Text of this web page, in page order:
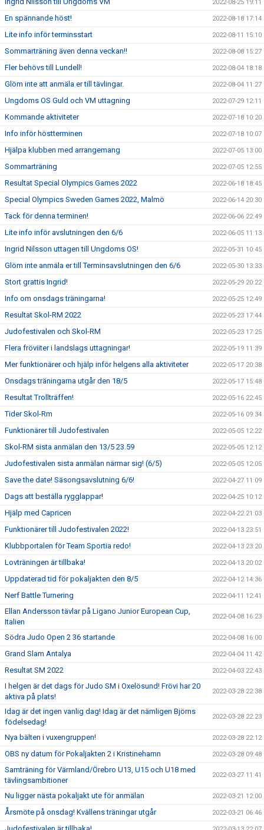
2022-08-25 19:11
En spännande höst! 2022-08-18 17:14
Lite info inför terminsstart 2022-08-11 15:10
Sommarträning även denna veckan!! 2022-08-08 15:27
Fler behövs till Lundell! 2022-08-04 18:18
Glöm inte att anmäla er till tävlingar. 2022-08-04 11:27
Ungdoms OS Guld och VM uttagning 2022-07-29 12:11
Kommande aktiviteter 2022-07-18 10:20
Info inför höstterminen 2022-07-18 10:07
Hjälpa klubben med arrangemang 2022-07-05 13:00
Sommarträning 2022-07-05 12:55
Resultat Special Olympics Games 2022 2022-06-18 18:45
Special Olympics Sweden Games 2022, Malmö 2022-06-14 20:30
Tack för denna terminen! 2022-06-06 22:49
Lite info inför avslutningen den 6/6 2022-06-05 11:13
Ingrid Nilsson uttagen till Ungdoms OS! 2022-05-31 10:45
Glöm inte anmäla er till Terminsavslutningen den 6/6 2022-05-30 13:33
Stort grattis Ingrid! 2022-05-29 20:22
Info om onsdags träningarna! 2022-05-25 12:49
Resultat Skol-RM 2022 2022-05-23 17:44
Judofestivalen och Skol-RM 2022-05-23 17:25
Flera fröviiter i landslags uttagningar! 2022-05-19 11:39
Mer funktionärer och hjälp inför helgens alla aktiviteter 2022-05-17 20:38
Onsdags träningarna utgår den 18/5 2022-05-17 15:48
Resultat Trollträffen! 2022-05-16 22:45
Tider Skol-Rm 2022-05-16 09:34
Funktionärer till Judofestivalen 2022-05-05 12:22
Skol-RM sista anmälan den 13/5 23.59 2022-05-05 12:12
Judofestivalen sista anmälan närmar sig! (6/5) 2022-05-05 12:05
Save the date! Säsongsavslutning 6/6! 2022-04-27 11:09
Dags att beställa rygglappar! 2022-04-25 10:12
Hjälp med Capricen 2022-04-22 21:03
Funktionärer till Judofestivalen 2022! 2022-04-13 23:51
Klubbportalen för Team Sportia redo! 2022-04-13 23:20
Lovträningen är tillbaka! 2022-04-13 20:02
Uppdaterad tid för pokaljakten den 8/5 2022-04-12 14:36
Nerf Battle Turnering 2022-04-11 12:41
Ellan Andersson tävlar på Ligano Junior European Cup,
Italien
2022-04-08 16:23
Södra Judo Open 2 36 startande 2022-04-08 16:00
Grand Slam Antalya 2022-04-04 11:42
Resultat SM 2022 2022-04-03 22:43
I helgen är det dags för Judo SM i Oxelösund! Frövi har 20
aktiva på plats!
2022-03-28 22:38
Idag är det ingen vanlig dag! Idag är det nämligen Björns
födelsedag!
2022-03-28 22:23
Nya bälten i vuxengruppen! 2022-03-28 22:12
OBS ny datum för Pokaljakten 2 i Kristinehamn 2022-03-28 09:48
Samträning för Värmland/Örebro U13, U15 och U18 med
tävlingsambitioner
2022-03-27 11:41
Nu ligger nästa pokaljakt ute för anmälan 2022-03-21 12:00
Årsmöte på onsdag! Kvällens träningar utgår 2022-03-21 06:46